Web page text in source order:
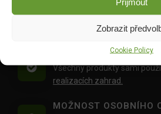
Zobrazit
Cookie Policy
DOPRAVA ZDARMA OD
Doprava objednávekod
30 Kg,je zdarma.
OVĚŘENÉ PRODUKTY
Všechny produkty sami
realizacích zahrad.
MOŽNOST OSOBNÍHO